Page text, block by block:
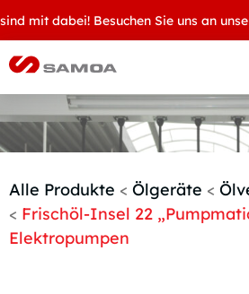
mit dabei! Besuchen Sie uns an
Aktuelles
Kontakt
Handelspartner
Alle Produkte < Ölgeräte <
< Frischöl-Insel 22
Elektropumpen